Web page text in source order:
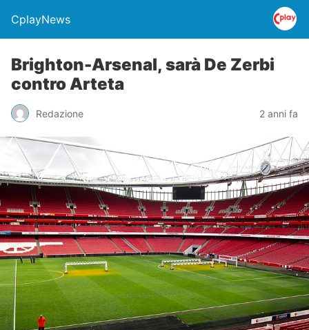
CplayNews
Brighton-Arsenal, sarà De Zerbi
contro Arteta
Redazione 2 anni fa